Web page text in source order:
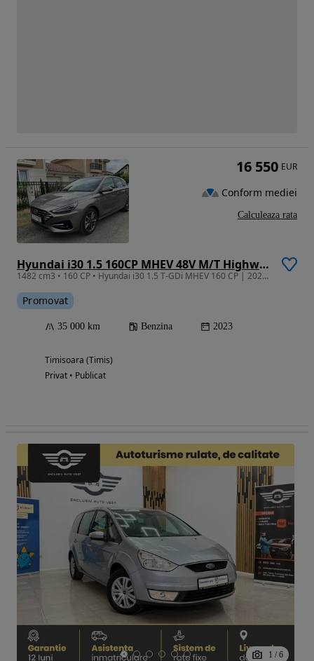
Hyundai i30 1.5 160CP MHEV 48V M/T Highway
1482 cm3 • 160 CP • Hyundai i30 1.5 T-GDi MHEV 160 CP | 2023 | 35.000 km | Prim proprietar
Promovat
35 000 km Benzina 2023
Timisoara (Timis)
Privat • Publicat
16 550 EUR
Conform mediei
Calculeaza rata
1 / 6